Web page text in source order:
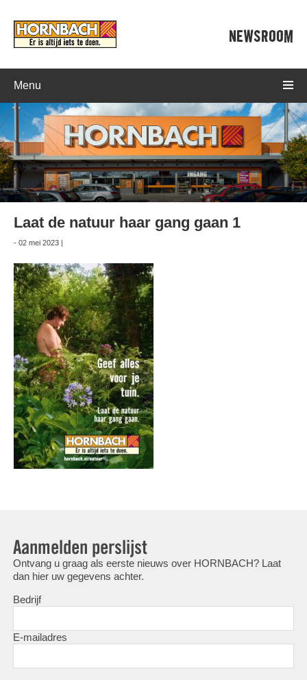
NEWSROOM
Menu
Laat de natuur haar gang gaan 1
- 02 mei 2023 |
Aanmelden perslijst
Ontvang u graag als eerste nieuws over HORNBACH? Laat
dan hier uw gegevens achter.
Bedrijf
E-mailadres